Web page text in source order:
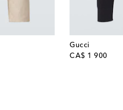
Gucci
CA$ 1 900
original price